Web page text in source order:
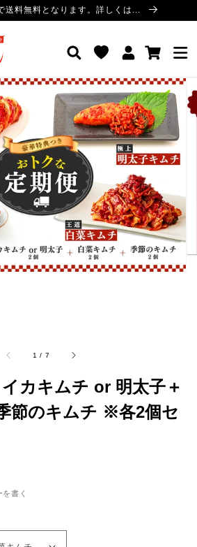
送料無料となります。詳しくは...
グ
イ
ー
ギ
ャ
ラ
リ
ュ
ー
い
メ
デ
ィ
ア
1 / /7
イカキムチ or 明太子＋
節のキムチ ※各2個セ
を書く